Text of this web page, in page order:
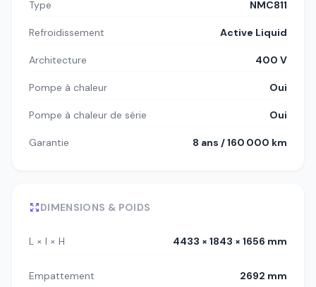
Type NMC811
Refroidissement Active Liquid
Architecture 400 V
Pompe à chaleur Oui
Pompe à chaleur de série Oui
Garantie 8 ans / 160 000 km
DIMENSIONS & POIDS
L × l × H 4433 × 1843 × 1656 mm
Empattement 2692 mm